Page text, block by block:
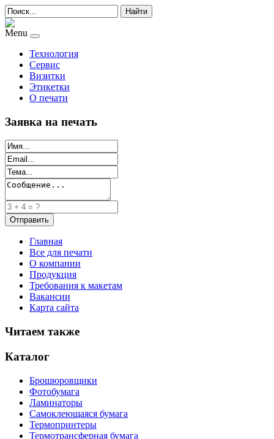
Найти
Menu
Технология
Сервис
Визитки
Этикетки
О печати
Заявка на печать
Главная
Все для печати
О компании
Продукция
Требования к макетам
Вакансии
Карта сайта
Читаем также
Каталог
Брошюровщики
Фотобумага
Ламинаторы
Самоклеющаяся бумага
Термопринтеры
Термотрансферная бумага